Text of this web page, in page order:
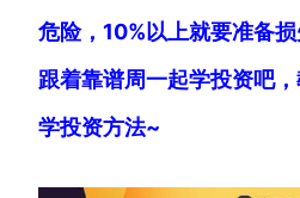
危险，10%以上就要准备
跟着靠谱周一起学投资吧
学投资方法~